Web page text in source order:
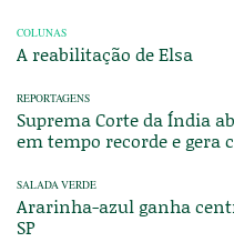
COLUNAS
A reabilitação de Elsa
REPORTAGENS
Suprema Corte da Índia
em tempo recorde e gera
SALADA VERDE
Ararinha-azul ganha
SP